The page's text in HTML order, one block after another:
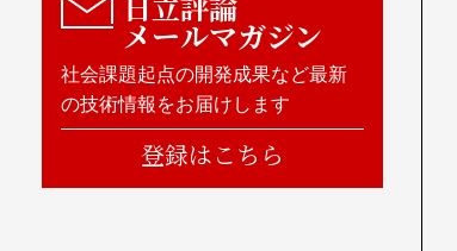
メールマガジン
社会課題起点の開発成果など最新
の技術情報をお届けします
登録はこちら